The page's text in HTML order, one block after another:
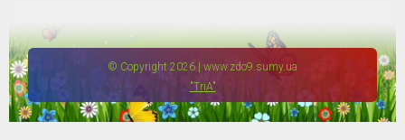
© Copyright 2026 | www.zdo9.sumy.ua
"TriA"